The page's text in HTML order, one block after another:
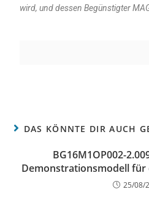
wird, und dessen Begünstigter
DAS KÖNNTE DIR AUCH
BG16M1OP002-
Demonstrationsmodell
25/08/